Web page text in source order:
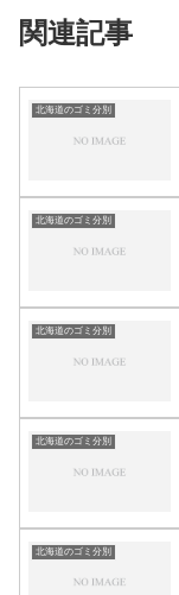
関連記事
北海道のゴミ分別
北海道のゴミ分別
北海道のゴミ分別
北海道のゴミ分別
北海道のゴミ分別